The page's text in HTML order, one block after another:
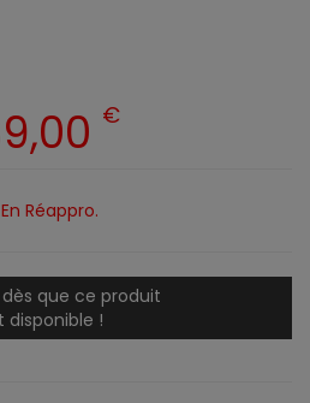
€
En Réappro.
que ce produit
disponible !